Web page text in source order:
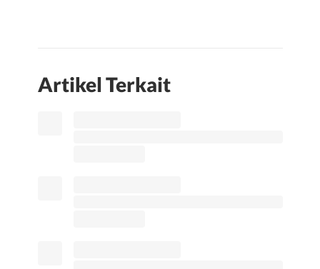
Artikel Terkait